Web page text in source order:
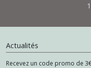
Actualités
Recevez un code promo de